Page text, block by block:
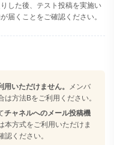
した後、テスト投稿を実施い
届くことをご確認ください。
いただけません。
メンバ
方法Bをご利用ください。
チャネルへのメール投稿機
本方式をご利用いただけま
ください。